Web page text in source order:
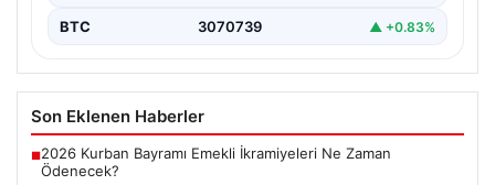
BTC 3070739 ▲ +0.83%
Son Eklenen Haberler
■2026 Kurban Bayramı Emekli İkramiyeleri Ne Zaman
Ödenecek?